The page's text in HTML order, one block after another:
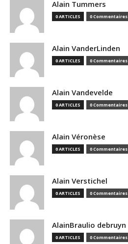
Alain Tummers
0 ARTICLES 0 Commentaires
Alain VanderLinden
0 ARTICLES 0 Commentaires
Alain Vandevelde
0 ARTICLES 0 Commentaires
Alain Véronèse
0 ARTICLES 0 Commentaires
Alain Verstichel
0 ARTICLES 0 Commentaires
AlainBraulio debruyn
0 ARTICLES 0 Commentaires